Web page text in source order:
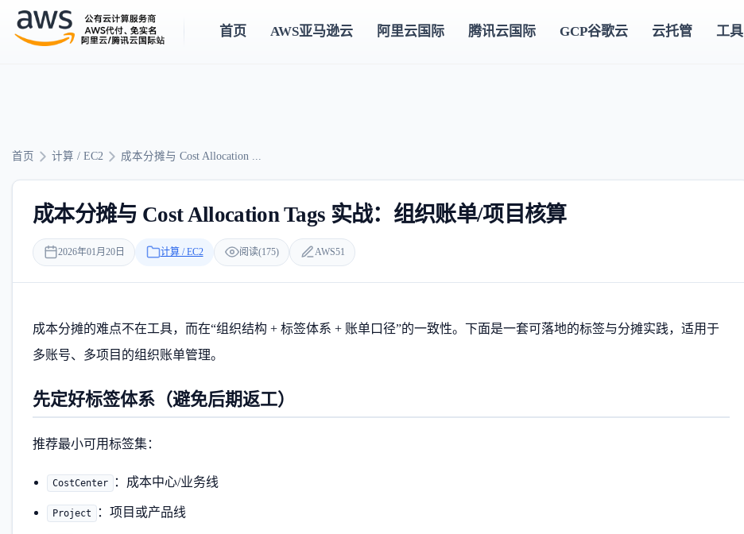
首页 AWS亚马逊云 阿里云国际 腾讯云国际 GCP谷歌云 云托管 工具
首页 计算 / EC2 成本分摊与 Cost Allocation ...
成本分摊与 Cost Allocation Tags 实战：组织账单/项目核算
2026年01月20日 计算 / EC2 阅读(175) AWS51
成本分摊的难点不在工具，而在“组织结构 + 标签体系 + 账单口径”的一致性。下面是一套可落地的标签与分摊实践，适用于
多账号、多项目的组织账单管理。
先定好标签体系（避免后期返工）
推荐最小可用标签集：
CostCenter ：成本中心/业务线
Project ：项目或产品线